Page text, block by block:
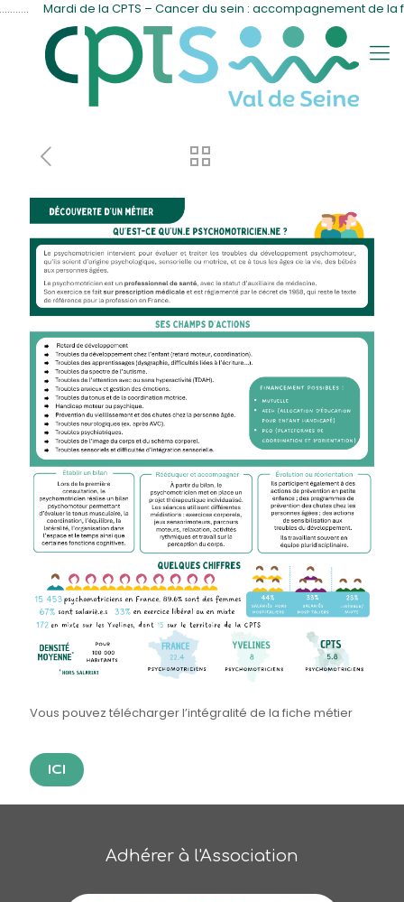
Mardi de la CPTS – Cancer du sein : accompagnement de la
Vous pouvez télécharger l’intégralité de la fiche métier
ICI
Adhérer à l'Association